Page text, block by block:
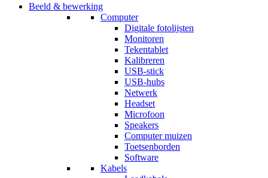
Beeld & bewerking
Computer
Digitale fotolijsten
Monitoren
Tekentablet
Kalibreren
USB-stick
USB-hubs
Netwerk
Headset
Microfoon
Speakers
Computer muizen
Toetsenborden
Software
Kabels